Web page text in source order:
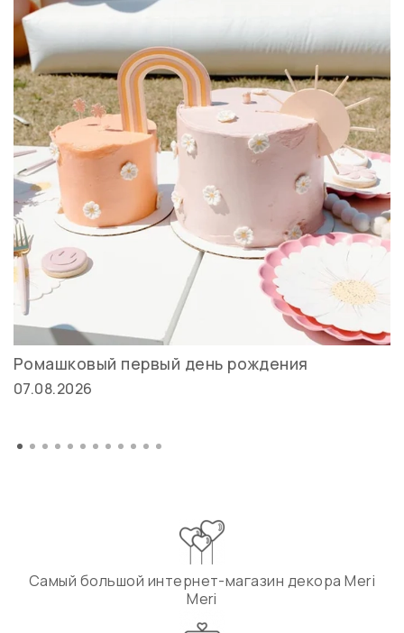
Ромашковый первый день рождения
07.08.2026
Самый большой интернет-магазин декора Meri
Meri